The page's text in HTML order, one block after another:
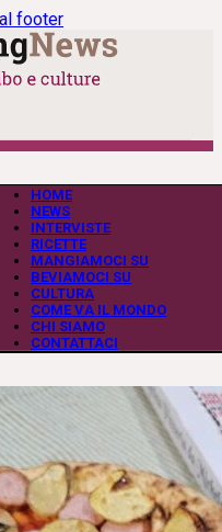
footer
HOME
NEWS
INTERVISTE
RICETTE
MANGIAMOCI SU
BEVIAMOCI SU
CULTURA
COME VA IL MONDO
CHI SIAMO
CONTATTACI